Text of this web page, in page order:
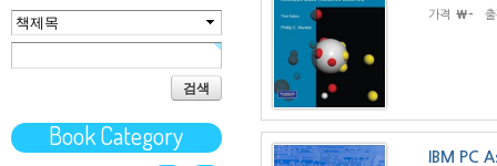
검색
Book Category
가격 ₩-
IBM PC